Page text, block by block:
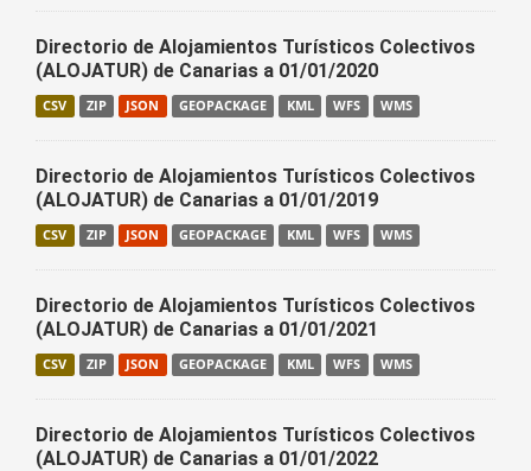
Directorio de Alojamientos Turísticos Colectivos
(ALOJATUR) de Canarias a 01/01/2020
CSV ZIP JSON GEOPACKAGE KML WFS WMS
Directorio de Alojamientos Turísticos Colectivos
(ALOJATUR) de Canarias a 01/01/2019
CSV ZIP JSON GEOPACKAGE KML WFS WMS
Directorio de Alojamientos Turísticos Colectivos
(ALOJATUR) de Canarias a 01/01/2021
CSV ZIP JSON GEOPACKAGE KML WFS WMS
Directorio de Alojamientos Turísticos Colectivos
(ALOJATUR) de Canarias a 01/01/2022